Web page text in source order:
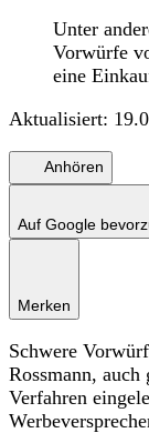
Unter
Vorwürfe
eine
Aktualisiert:
Anhören
Auf Google
Merken
Schwere
Rossmann,
Verfahren